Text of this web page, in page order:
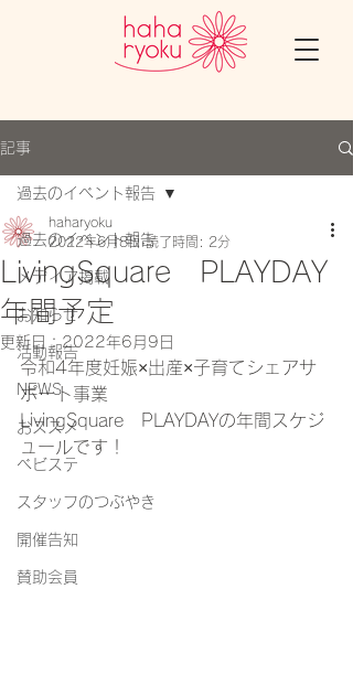
記事
過去のイベント報告
メディア掲載
お知らせ
活動報告
NEWS
おススメ
ベビステ
スタッフのつぶやき
開催告知
賛助会員
過去のイベント報告
LivingSquare PLAYDAY
年間予定
haharyoku
2022年6月8日 読了時間: 2分
更新日：2022年6月9日
令和4年度妊娠×出産×子育てシェアサ
ポート事業
LivingSquare　PLAYDAYの年間スケジ
ュールです！